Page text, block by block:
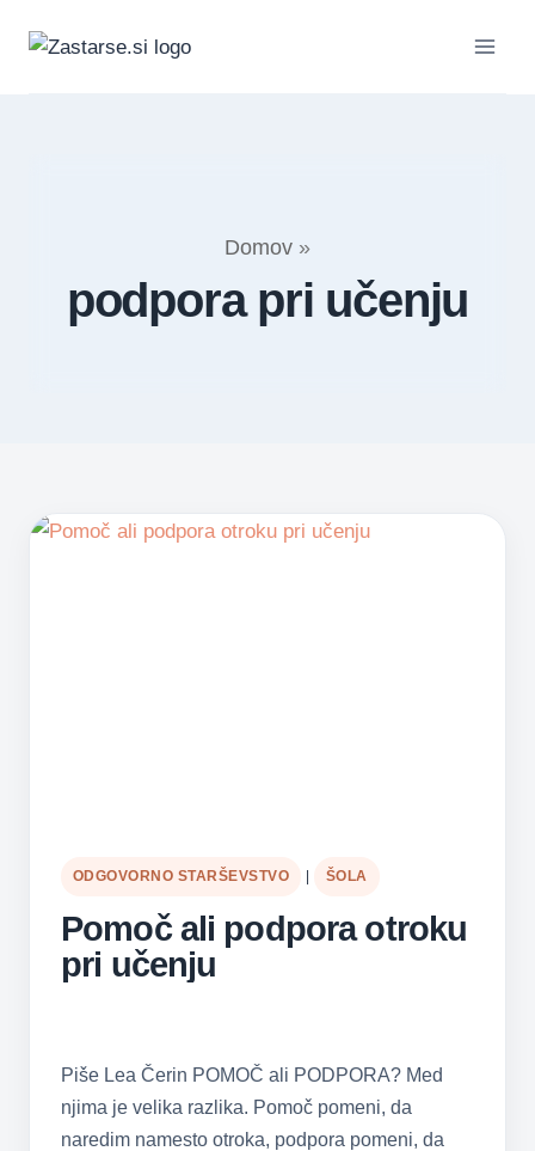
Domov »
podpora pri učenju
ODGOVORNO STARŠEVSTVO ŠOLA
Pomoč ali podpora otroku
pri učenju
Piše Lea Čerin POMOČ ali PODPORA? Med
njima je velika razlika. Pomoč pomeni, da
naredim namesto otroka, podpora pomeni, da